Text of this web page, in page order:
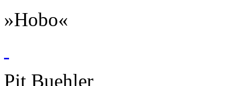
»Hobo«
Pit Buehler